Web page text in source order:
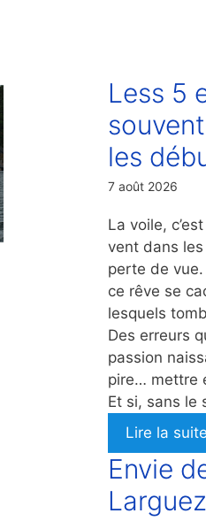
Less 5
les
7 août 2026
La voile,
vent dans les
perte de
ce rêve se
lesquels
Des erreurs
passion
pire… mettre
Et si, sans le
Lire la suite
Envie